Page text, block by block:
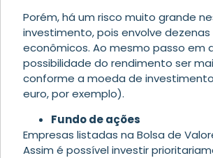
Porém, há um risco muito grande
investimento, pois envolve
econômicos. Ao mesmo passo em
possibilidade do rendimento ser
conforme a moeda de
euro, por exemplo).
Fundo de ações
Empresas listadas na Bolsa de
Assim é possível investir